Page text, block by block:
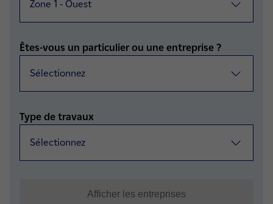
Êtes-vous un particulier ou une entreprise ?
Type de travaux